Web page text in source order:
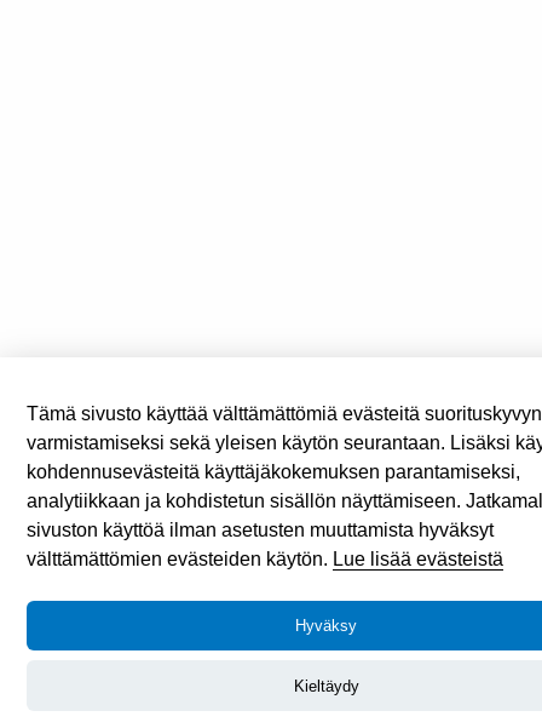
Tämä sivusto käyttää välttämättömiä evästeitä suorituskyvyn
varmistamiseksi sekä yleisen käytön seurantaan. Lisäksi
kohdennusevästeitä käyttäjäkokemuksen parantamiseksi,
analytiikkaan ja kohdistetun sisällön näyttämiseen.
sivuston käyttöä ilman asetusten muuttamista hyväksyt
välttämättömien evästeiden käytön. Lue lisää evästeistä
Hyväksy
Kieltäydy